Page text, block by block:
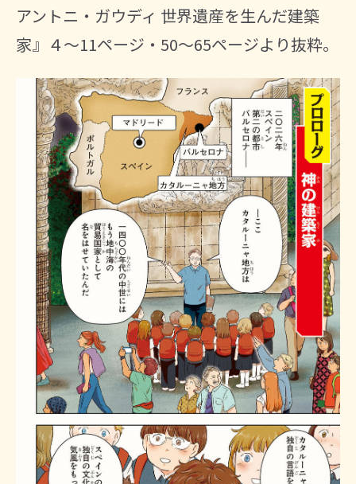
アントニ・ガウディ 世界遺産を生んだ建築
家』４～11ページ・50～65ページより抜粋。